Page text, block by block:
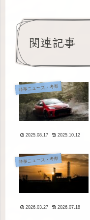
関連記事
時事ニュース・考察
2025.08.17 2025.10.12
時事ニュース・考察
2026.03.27 2026.07.18